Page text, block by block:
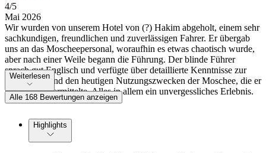
4/5
Mai 2026
Wir wurden von unserem Hotel von (?) Hakim abgeholt, einem sehr
sachkundigen, freundlichen und zuverlässigen Fahrer. Er übergab
uns an das Moscheepersonal, woraufhin es etwas chaotisch wurde,
aber nach einer Weile begann die Führung. Der blinde Führer
sprach gut Englisch und verfügte über detaillierte Kenntnisse zur
Geschichte und den heutigen Nutzungszwecken der Moschee, die er
mit Humor vermittelte. Alles in allem ein unvergessliches Erlebnis.
Weiterlesen
Alle 168 Bewertungen anzeigen
Highlights